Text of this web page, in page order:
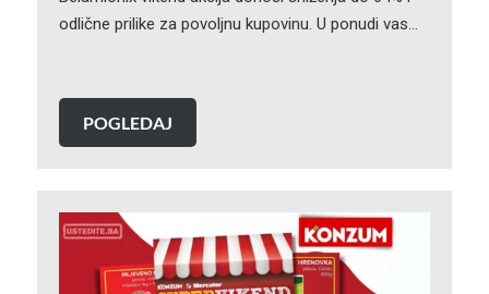
odlične prilike za povoljnu kupovinu. U ponudi vas…
POGLEDAJ